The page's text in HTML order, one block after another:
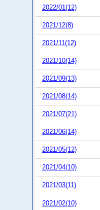
2022/01(12)
2021/12(8)
2021/11(12)
2021/10(14)
2021/09(13)
2021/08(14)
2021/07(21)
2021/06(14)
2021/05(12)
2021/04(10)
2021/03(11)
2021/02(10)